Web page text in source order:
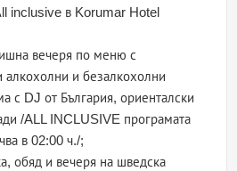
inclusive в Korumar Hotel
вечеря по меню с
алкохолни и безалкохолни
с DJ от България, ориенталски
/ALL INCLUSIVE програмата
в 02:00 ч./;
обяд и вечеря на шведска